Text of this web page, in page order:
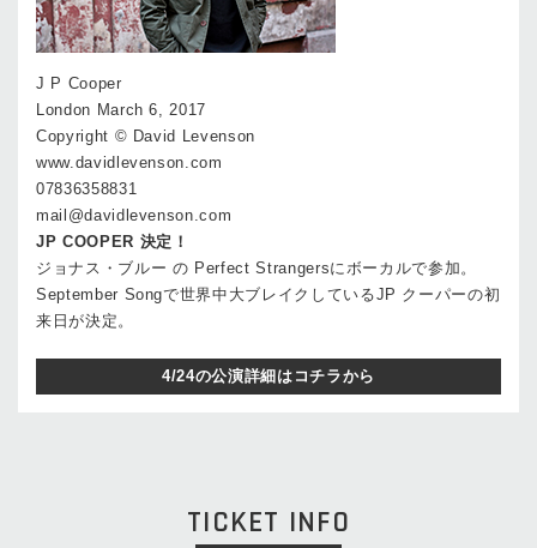
J P Cooper
London March 6, 2017
Copyright © David Levenson
www.davidlevenson.com
07836358831
mail@davidlevenson.com
JP COOPER 決定！
ジョナス・ブルー の Perfect Strangersにボーカルで参加。
September Songで世界中大ブレイクしているJP クーパーの初
来日が決定。
4/24の公演詳細はコチラから
TICKET INFO